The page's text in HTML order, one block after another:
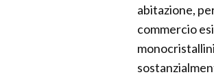
abitazione,
commercio